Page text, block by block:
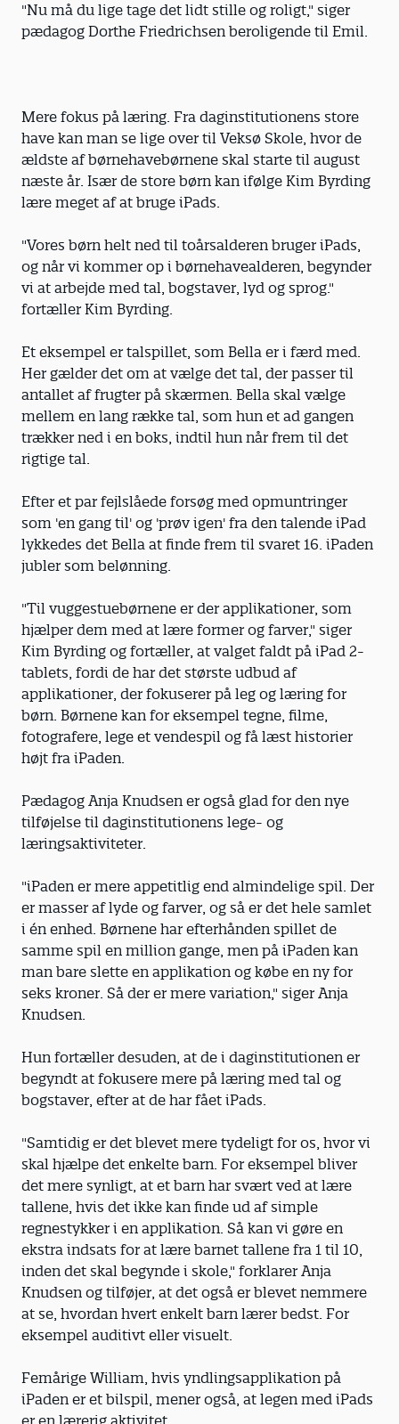
"Nu må du lige tage det lidt stille og roligt," siger
pædagog Dorthe Friedrichsen beroligende til Emil.
Mere fokus på læring. Fra daginstitutionens store
have kan man se lige over til Veksø Skole, hvor de
ældste af børnehavebørnene skal starte til august
næste år. Især de store børn kan ifølge Kim Byrding
lære meget af at bruge iPads.
"Vores børn helt ned til toårsalderen bruger iPads,
og når vi kommer op i børnehavealderen, begynder
vi at arbejde med tal, bogstaver, lyd og sprog."
fortæller Kim Byrding.
Et eksempel er talspillet, som Bella er i færd med.
Her gælder det om at vælge det tal, der passer til
antallet af frugter på skærmen. Bella skal vælge
mellem en lang række tal, som hun et ad gangen
trækker ned i en boks, indtil hun når frem til det
rigtige tal.
Efter et par fejlslåede forsøg med opmuntringer
som 'en gang til' og 'prøv igen' fra den talende iPad
lykkedes det Bella at finde frem til svaret 16. iPaden
jubler som belønning.
"Til vuggestuebørnene er der applikationer, som
hjælper dem med at lære former og farver," siger
Kim Byrding og fortæller, at valget faldt på iPad 2-
tablets, fordi de har det største udbud af
applikationer, der fokuserer på leg og læring for
børn. Børnene kan for eksempel tegne, filme,
fotografere, lege et vendespil og få læst historier
højt fra iPaden.
Pædagog Anja Knudsen er også glad for den nye
tilføjelse til daginstitutionens lege- og
læringsaktiviteter.
"iPaden er mere appetitlig end almindelige spil. Der
er masser af lyde og farver, og så er det hele samlet
i én enhed. Børnene har efter­hånden spillet de
samme spil en million gange, men på iPaden kan
man bare slette en applikation og købe en ny for
seks kroner. Så der er mere variation," siger Anja
Knudsen.
Hun fortæller desuden, at de i daginstitutionen er
begyndt at fokusere mere på læring med tal og
bogstaver, efter at de har fået iPads.
"Samtidig er det blevet mere tydeligt for os, hvor vi
skal hjælpe det enkelte barn. For eksempel bliver
det mere synligt, at et barn har svært ved at lære
tallene, hvis det ikke kan finde ud af simple
regnestykker i en applikation. Så kan vi gøre en
ekstra indsats for at lære barnet tallene fra 1 til 10,
inden det skal begynde i skole," forklarer Anja
Knudsen og tilføjer, at det også er blevet nemmere
at se, hvordan hvert enkelt barn lærer bedst. For
eksempel auditivt eller visuelt.
Femårige William, hvis yndlingsapplikation på
iPaden er et bilspil, mener også, at legen med iPads
er en lærerig aktivitet.